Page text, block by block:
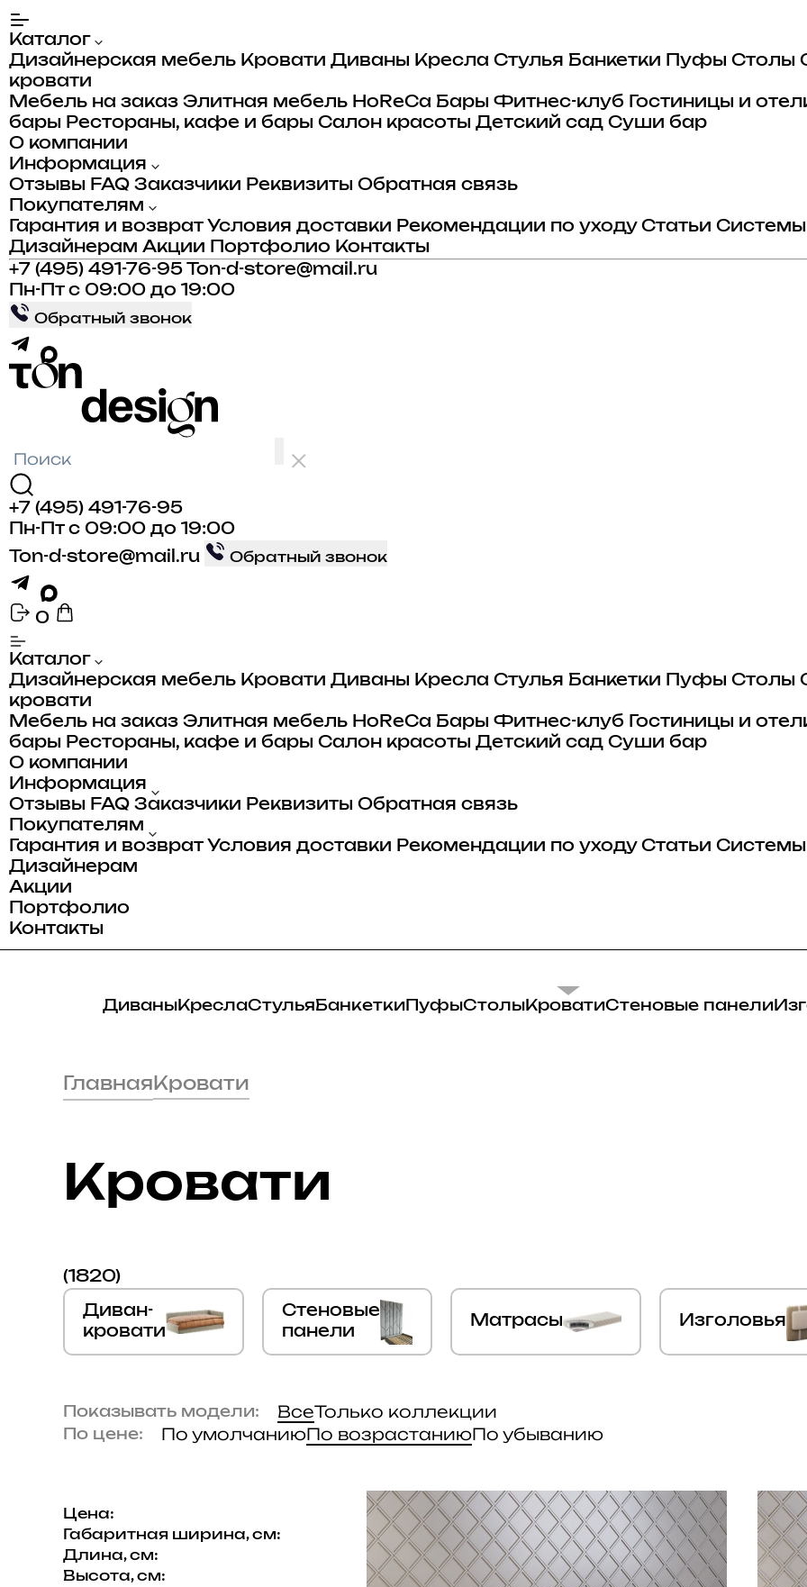
Каталог
Дизайнерская мебель Кровати Диваны Кресла Стулья Банкетки Пуфы Столы
кровати
Мебель на заказ Элитная мебель HoReCa Бары Фитнес-клуб Гостиницы и
бары Рестораны, кафе и бары Салон красоты Детский сад Суши бар
О компании
Информация
Отзывы FAQ Заказчики Реквизиты Обратная связь
Покупателям
Гарантия и возврат Условия доставки Рекомендации по уходу Статьи
Дизайнерам Акции Портфолио Контакты
+7 (495) 491-76-95
Ton-d-store@mail.ru
Пн-Пт с 09:00 до 19:00
Обратный звонок
+7 (495) 491-76-95
Пн-Пт с 09:00 до 19:00
Ton-d-store@mail.ru
Обратный звонок
0
Каталог
Дизайнерская мебель Кровати Диваны Кресла Стулья Банкетки Пуфы Столы
кровати
Мебель на заказ Элитная мебель HoReCa Бары Фитнес-клуб Гостиницы и
бары Рестораны, кафе и бары Салон красоты Детский сад Суши бар
О компании
Информация
Отзывы FAQ Заказчики Реквизиты Обратная связь
Покупателям
Гарантия и возврат Условия доставки Рекомендации по уходу Статьи
Дизайнерам
Акции
Портфолио
Контакты
ДиваныКреслаСтульяБанкеткиПуфыСтолыКроватиСтеновые панели
Главная Кровати
Кровати
(1820)
Диван-
кровати
Стеновые
панели
Матрасы Изголовья
Цена:
Габаритная ширина, см:
Длина, см:
Высота, см:
Показывать модели: ВсеТолько коллекции
По цене: По умолчаниюПо возрастаниюПо убыванию